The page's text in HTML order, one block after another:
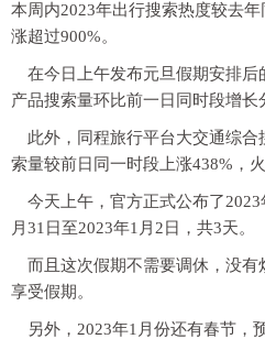
本周内2023年出行搜索热度较去
涨超过900%。
在今日上午发布元旦假期安排
产品搜索量环比前一日同时段增长
此外，同程旅行平台大交通综
索量较前日同一时段上涨438%，
今天上午，官方正式公布了
月31日至2023年1月2日，共3天。
而且这次假期不需要调休，没
享受假期。
另外，2023年1月份还有春节，